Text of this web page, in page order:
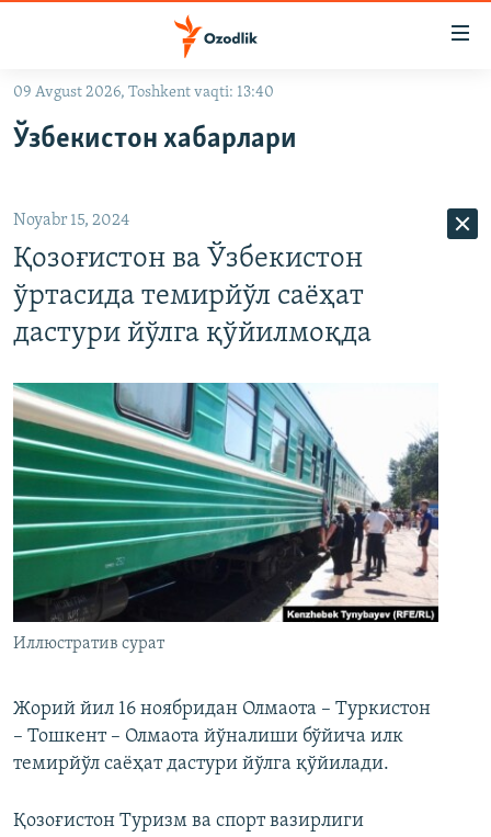
Асосий
Қидиришга
ўтинг
OZODLIK SURISHTIRUVLARI
На русском
ИЖТИМОИЙ ТАРМОҚЛАР
Озодлик бошқа тилларда
09 Avgust 2026, Toshkent vaqti: 13:40
Ўзбекистон хабарлари
Noyabr 15, 2024
Қозоғистон ва Ўзбекистон
ўртасида темирйўл саёҳат
дастури йўлга қўйилмоқда
Иллюстратив сурат
Жорий йил 16 ноябридан Олмаота – Туркистон
– Тошкент – Олмаота йўналиши бўйича илк
темирйўл саёҳат дастури йўлга қўйилади.
Қозоғистон Туризм ва спорт вазирлиги